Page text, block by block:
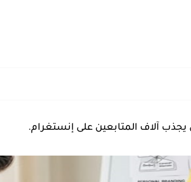
آلاف المتابعين على إنستغرام.